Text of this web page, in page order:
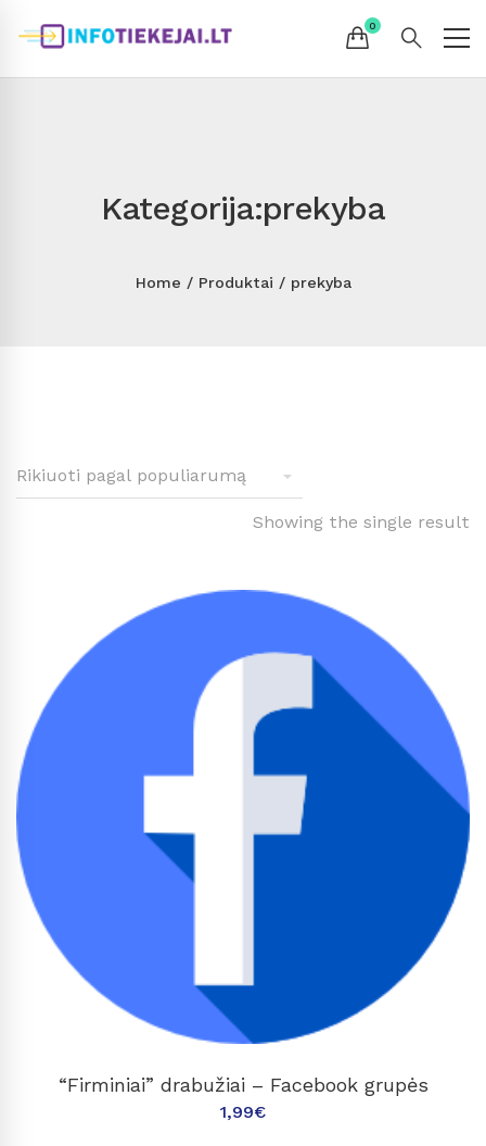
Kategorija:prekyba
Home Produktai prekyba
Showing the single result
“Firminiai” drabužiai – Facebook grupės
1,99€